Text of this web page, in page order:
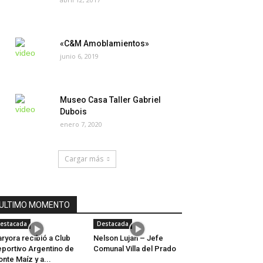
«C&M Amoblamientos»
junio 6, 2019
Museo Casa Taller Gabriel
Dubois
enero 7, 2020
Cargar más
MOMENTO
recibió a Club
Argentino de
Maíz y a...
Destacada
Nelson Lujan – Jefe
Comunal Villa del Prado